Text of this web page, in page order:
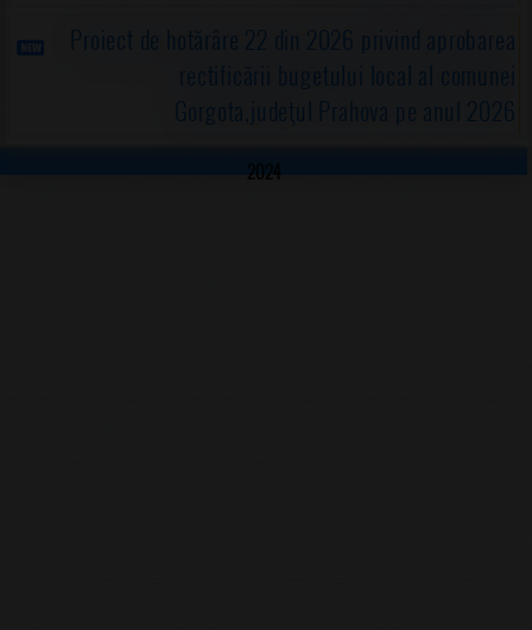
Proiect de hotărâre 22 din 2026 privind aprobarea
rectificării bugetului local al comunei
Gorgota,judeţul Prahova pe anul 2026
2024